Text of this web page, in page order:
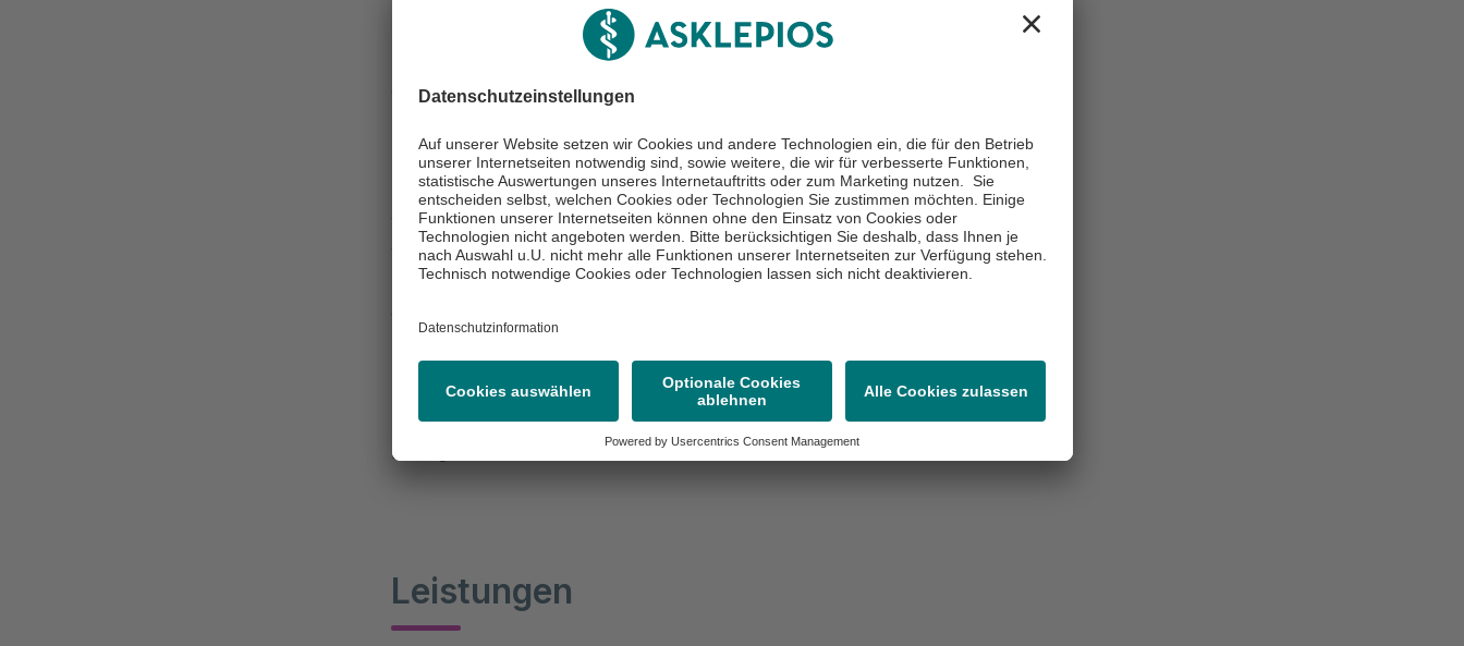
relevant sein könnten (z.B. Herz-Kreislauf-Erkrankungen, Diabetes).
Blutgruppenausweis (falls vorhanden):
Dieser kann bei Bedarf bereitgehalten werden, vor allem wenn Bluttransfusionen
eine Rolle spielen könnten.
Eine Liste mit Fragen, die Sie dem Anästhesisten oder Chirurgen stellen möchten,
um Klarheit über den Ablauf und die Risiken zu bekommen.
Diese Unterlagen und Informationen helfen dabei, die OP sorgfältig
vorzubereiten, mögliche Risiken zu minimieren und individuelle Besonderheiten in
der Planung zu berücksichtigen.
Mittwoch:
11:00 bis 15:00 Uhr
Donnerstag: 11:00 bis 15:00 Uhr
Freitag
11:00 bis 15:00 Uhr
Leistungen